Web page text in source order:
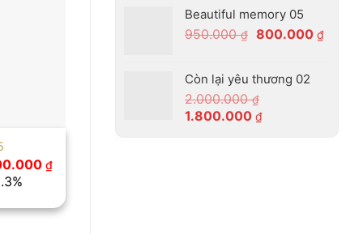
750.000 ₫.
Beautiful memory 05
950.000₫ Giá
950.000 ₫.
800.000 ₫Giá
Còn lại yêu thương 02
2.000.000₫
Giá
1.800.000 ₫Giá
₫Giá
là:
1.100.000 ₫.